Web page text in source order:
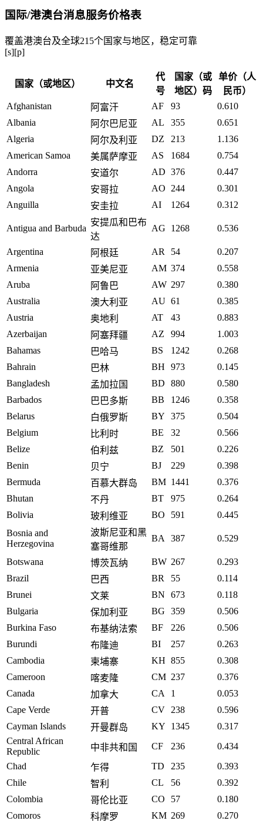
国际/港澳台消息服务价格表
覆盖港澳台及全球215个国家与地区，稳定可靠
[s][p]
国家（或地区） 中文名
代
号
国家（或
地区）码
单价（人
民币）
Afghanistan
阿富汗 AF 93
0.610
Albania
阿尔巴尼亚 AL 355
0.651
Algeria
阿尔及利亚 DZ 213
1.136
American Samoa
美属萨摩亚 AS 1684
0.754
Andorra
安道尔 AD 376
0.447
Angola
安哥拉 AO 244
0.301
Anguilla
安圭拉 AI 1264 0.312
Antigua and Barbuda
安提瓜和巴布
达
AG 1268 0.536
Argentina 阿根廷 AR 54
0.207
Armenia
亚美尼亚 AM 374
0.558
Aruba
阿鲁巴 AW 297
0.380
Australia
澳大利亚 AU 61
0.385
Austria
奥地利 AT 43
0.883
Azerbaijan
阿塞拜疆 AZ 994
1.003
Bahamas
巴哈马 BS 1242
0.268
Bahrain
巴林 BH 973
0.145
Bangladesh
孟加拉国 BD 880
0.580
Barbados
巴巴多斯 BB 1246
0.358
Belarus
白俄罗斯 BY 375
0.504
Belgium
比利时 BE 32
0.566
Belize
伯利兹 BZ 501
0.226
Benin
贝宁 BJ 229
0.398
Bermuda
百慕大群岛 BM 1441
0.376
Bhutan
不丹 BT 975
0.264
Bolivia
玻利维亚 BO 591
0.445
Bosnia and
Herzegovina
波斯尼亚和黑
塞哥维那
BA 387 0.529
Botswana 博茨瓦纳 BW 267
0.293
Brazil
巴西 BR 55
0.114
Brunei
文莱 BN 673
0.118
Bulgaria
保加利亚 BG 359
0.506
Burkina Faso
布基纳法索 BF 226
0.506
Burundi
布隆迪 BI 257
0.263
Cambodia
柬埔寨 KH 855
0.308
Cameroon
喀麦隆 CM 237
0.376
Canada
加拿大 CA 1
0.053
Cape Verde
开普 CV 238
0.596
Cayman Islands
开曼群岛 KY 1345
0.317
Central African
Republic
中非共和国 CF 236
0.434
Chad
乍得 TD 235
0.393
Chile
智利 CL 56
0.392
Colombia
哥伦比亚 CO 57
0.180
Comoros
科摩罗 KM 269 0.270